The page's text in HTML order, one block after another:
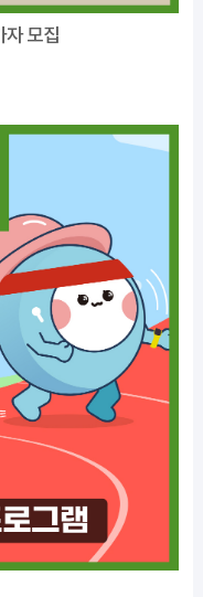
자 모집